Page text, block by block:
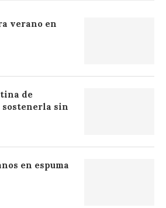
verano en
de
sin
en espuma